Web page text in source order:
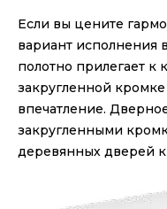
Если вы цените
вариант исполнения
полотно прилегает к
закругленной
впечатление.
закругленными
деревянных дверей